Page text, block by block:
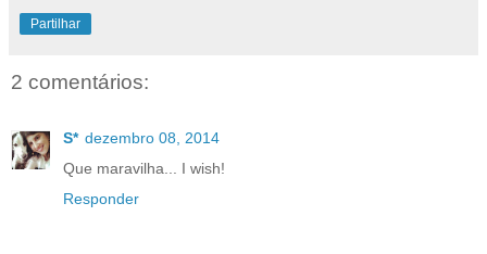
Partilhar
2 comentários:
S* dezembro 08, 2014
Que maravilha... I wish!
Responder